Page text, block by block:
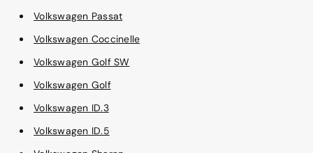
Volkswagen Passat
Volkswagen Coccinelle
Volkswagen Golf SW
Volkswagen Golf
Volkswagen ID.3
Volkswagen ID.5